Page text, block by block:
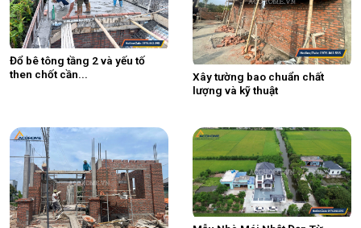
Đổ bê tông tầng 2 và yếu tố
then chốt cần...
Xây tường bao chuẩn chất
lượng và kỹ thuật